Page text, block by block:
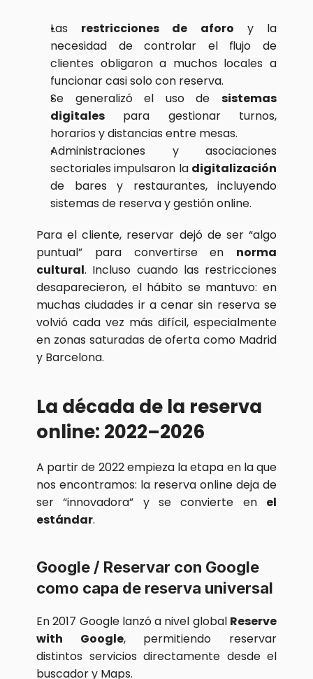
Las restricciones de aforo y la
necesidad de controlar el flujo de
clientes obligaron a muchos locales a
funcionar casi solo con reserva.
Se generalizó el uso de sistemas
digitales para gestionar turnos,
horarios y distancias entre mesas.
Administraciones y asociaciones
sectoriales impulsaron la digitalización
de bares y restaurantes, incluyendo
sistemas de reserva y gestión online.
Para el cliente, reservar dejó de ser “algo
puntual” para convertirse en norma
cultural. Incluso cuando las restricciones
desaparecieron, el hábito se mantuvo: en
muchas ciudades ir a cenar sin reserva se
volvió cada vez más difícil, especialmente
en zonas saturadas de oferta como Madrid
y Barcelona.
La década de la reserva
online: 2022–2026
A partir de 2022 empieza la etapa en la que
nos encontramos: la reserva online deja de
ser “innovadora” y se convierte en el
estándar.
Google / Reservar con Google
como capa de reserva universal
En 2017 Google lanzó a nivel global Reserve
with Google, permitiendo reservar
distintos servicios directamente desde el
buscador y Maps.